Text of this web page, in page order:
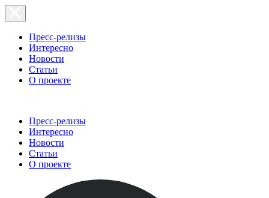
Пресс-релизы
Интересно
Новости
Статьи
О проекте
Пресс-релизы
Интересно
Новости
Статьи
О проекте